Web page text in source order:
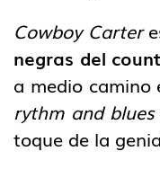
Cowboy Carter
negras del
a medio
rythmand blues
toque de la